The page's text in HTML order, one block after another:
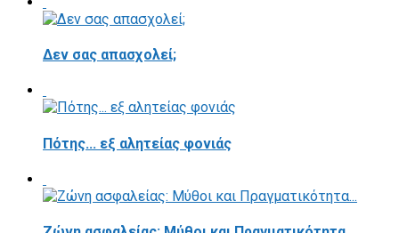
Δεν σας απασχολεί;
Πότης... εξ αλητείας φονιάς